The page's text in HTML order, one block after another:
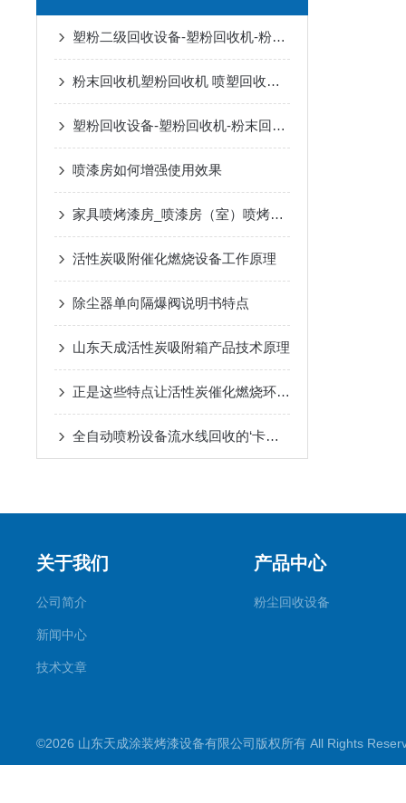
塑粉二级回收设备-塑粉回收机-粉末回收机
粉末回收机塑粉回收机 喷塑回收设备
塑粉回收设备-塑粉回收机-粉末回收机
喷漆房如何增强使用效果
家具喷烤漆房_喷漆房（室）喷烤漆房/烘干房
活性炭吸附催化燃烧设备工作原理
除尘器单向隔爆阀说明书特点
山东天成活性炭吸附箱产品技术原理
正是这些特点让活性炭催化燃烧环保设备在众多行业得到应用
全自动喷粉设备流水线回收的‘卡点’问题
关于我们
公司简介
新闻中心
技术文章
产品中心
粉尘回收设备
©2026 山东天成涂装烤漆设备有限公司版权所有 All Rights